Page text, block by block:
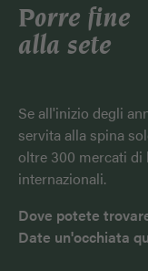
Porre fine
alla sete
Se all'inizio degli
servita alla spina
oltre 300 mercati di
internazionali.
Dove potete
Date un'occhiata